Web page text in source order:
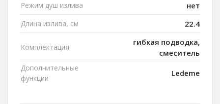
Режим душ излива нет
Длина излива, см 22.4
Комплектация
гибкая подводка,
смеситель
Дополнительные
функции
Ledeme